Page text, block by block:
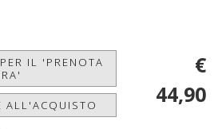
IL 'PRENOTA
ALL'ACQUISTO
€
44,90